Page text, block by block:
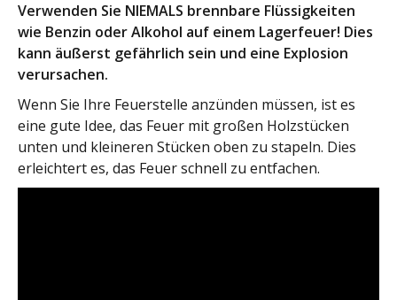
Verwenden Sie NIEMALS brennbare Flüssigkeiten
wie Benzin oder Alkohol auf einem Lagerfeuer! Dies
kann äußerst gefährlich sein und eine Explosion
verursachen.
Wenn Sie Ihre Feuerstelle anzünden müssen, ist es
eine gute Idee, das Feuer mit großen Holzstücken
unten und kleineren Stücken oben zu stapeln. Dies
erleichtert es, das Feuer schnell zu entfachen.